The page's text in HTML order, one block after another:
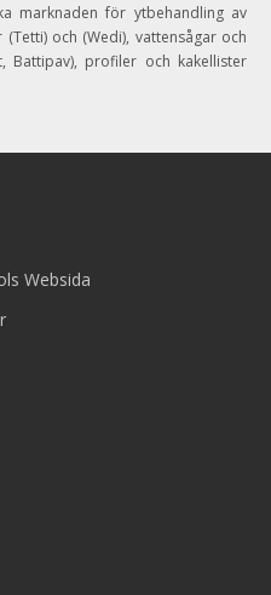
marknaden för ytbehandling av
och (Wedi), vattensågar och
Battipav), profiler och kakellister
Websida